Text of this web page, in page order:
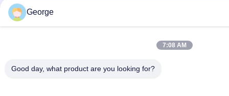
George
7:08 AM
Good day, what product are you looking for?